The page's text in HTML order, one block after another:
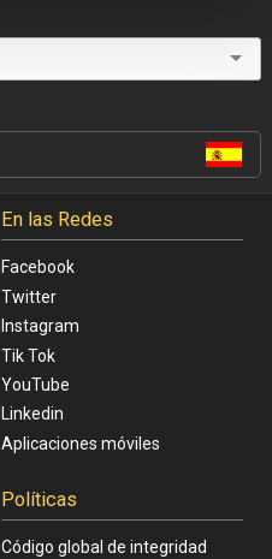
En las Redes
Facebook
Twitter
Instagram
Tik Tok
YouTube
Linkedin
Aplicaciones móviles
Políticas
Código global de integridad